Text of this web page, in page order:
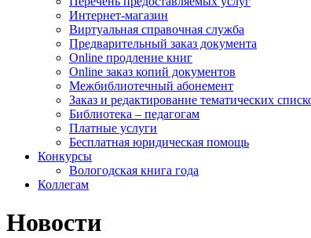
Интернет-магазин
Виртуальная справочная служба
Предварительный заказ документа
Online продление книг
Online заказ копий документов
Межбиблиотечный абонемент
Заказ и редактирование тематических
Библиотека – педагогам
Платные услуги
Бесплатная юридическая помощь
Конкурсы
Вологодская книга года
Коллегам
Новости